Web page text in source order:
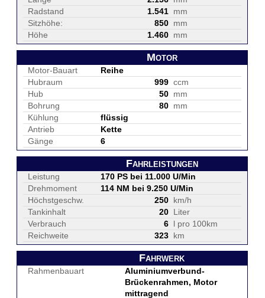
Radstand
1.541 mm
Sitzhöhe:
850 mm
Höhe
1.460 mm
Motor
Motor-Bauart
Reihe
Hubraum
999 ccm
Hub
50 mm
Bohrung
80 mm
Kühlung
flüssig
Antrieb
Kette
Gänge
6
Fahrleistungen
Leistung
170 PS bei 11.000 U/Min
Drehmoment
114 NM bei 9.250 U/Min
Höchstgeschw.
250 km/h
Tankinhalt
20 Liter
Verbrauch
6 l pro 100km
Reichweite
323 km
Fahrwerk
Rahmenbauart
Aluminiumverbund-
Brückenrahmen, Motor
mittragend